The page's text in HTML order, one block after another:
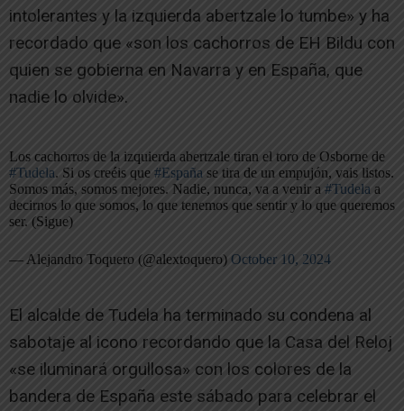
intolerantes y la izquierda abertzale lo tumbe» y ha
recordado que «son los cachorros de EH Bildu con
quien se gobierna en Navarra y en España, que
nadie lo olvide».
Los cachorros de la izquierda abertzale tiran el toro de Osborne de
#Tudela. Si os creéis que #España se tira de un empujón, vais listos.
Somos más, somos mejores. Nadie, nunca, va a venir a #Tudela a
decirnos lo que somos, lo que tenemos que sentir y lo que queremos
ser. (Sigue)
— Alejandro Toquero (@alextoquero) October 10, 2024
El alcalde de Tudela ha terminado su condena al
sabotaje al icono recordando que la Casa del Reloj
«se iluminará orgullosa» con los colores de la
bandera de España este sábado para celebrar el